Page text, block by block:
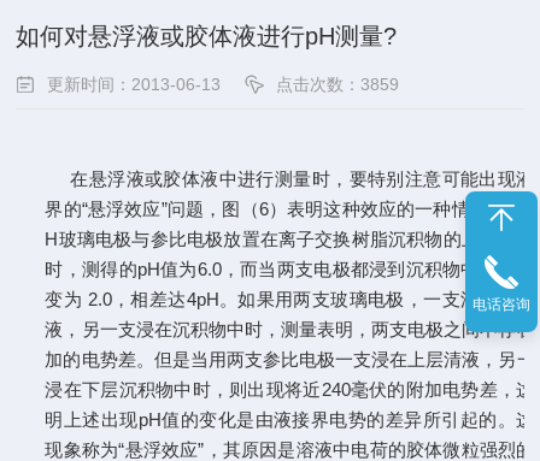
如何对悬浮液或胶体液进行pH测量?
更新时间：2013-06-13 点击次数：3859
在悬浮液或胶体液中进行测量时，要特别注意可能出现液
界的“悬浮效应”问题，图（6）表明这种效应的一种情况。当
H玻璃电极与参比电极放置在离子交换树脂沉积物的上层清液
时，测得的pH值为6.0，而当两支电极都浸到沉积物中时，读
变为 2.0，相差达4pH。如果用两支玻璃电极，一支浸在上层
液，另一支浸在沉积物中时，测量表明，两支电极之间不存在
加的电势差。但是当用两支参比电极一支浸在上层清液，另一
浸在下层沉积物中时，则出现将近240毫伏的附加电势差，这
明上述出现pH值的变化是由液接界电势的差异所引起的。这
现象称为“悬浮效应”，其原因是溶液中电荷的胶体微粒强烈的
电话咨询